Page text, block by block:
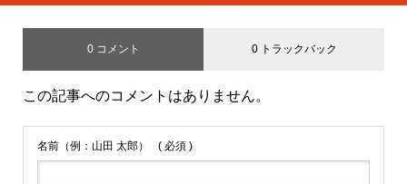
0 コメント 0 トラックバック
この記事へのコメントはありません。
名前（例：山田 太郎） ( 必須 )